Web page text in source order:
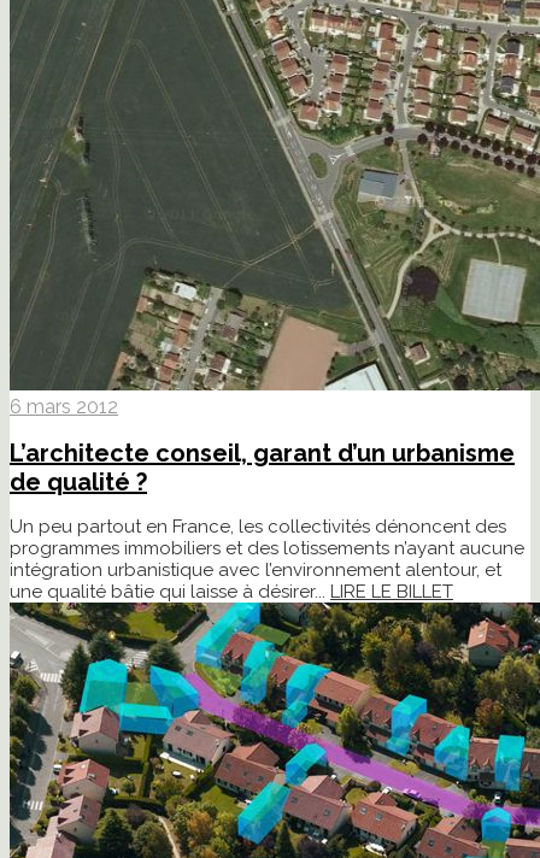
6 mars 2012
L’architecte conseil, garant d’un urbanisme
de qualité ?
Un peu partout en France, les collectivités dénoncent des
programmes immobiliers et des lotissements n’ayant aucune
intégration urbanistique avec l’environnement alentour, et
une qualité bâtie qui laisse à désirer... LIRE LE BILLET